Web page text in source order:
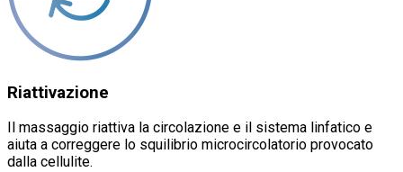
Riattivazione
Il massaggio riattiva la circolazione e il sistema linfatico e
aiuta a correggere lo squilibrio microcircolatorio provocato
dalla cellulite.